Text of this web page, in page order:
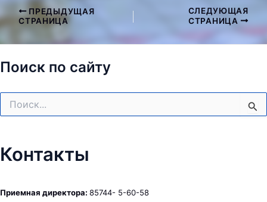
Навигация
по
записям
ПРЕДЫДУЩАЯ
СТРАНИЦА
СЛЕДУЮЩАЯ
СТРАНИЦА
Поиск по сайту
Контакты
Приемная директора: 85744- 5-60-58